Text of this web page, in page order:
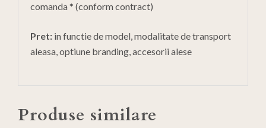
comanda * (conform contract)
Pret: in functie de model, modalitate de transport
aleasa, optiune branding, accesorii alese
Produse similare